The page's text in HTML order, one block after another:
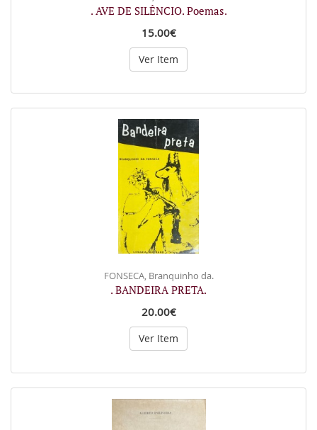
. AVE DE SILÊNCIO. Poemas.
15.00€
Ver Item
FONSECA, Branquinho da.
. BANDEIRA PRETA.
20.00€
Ver Item